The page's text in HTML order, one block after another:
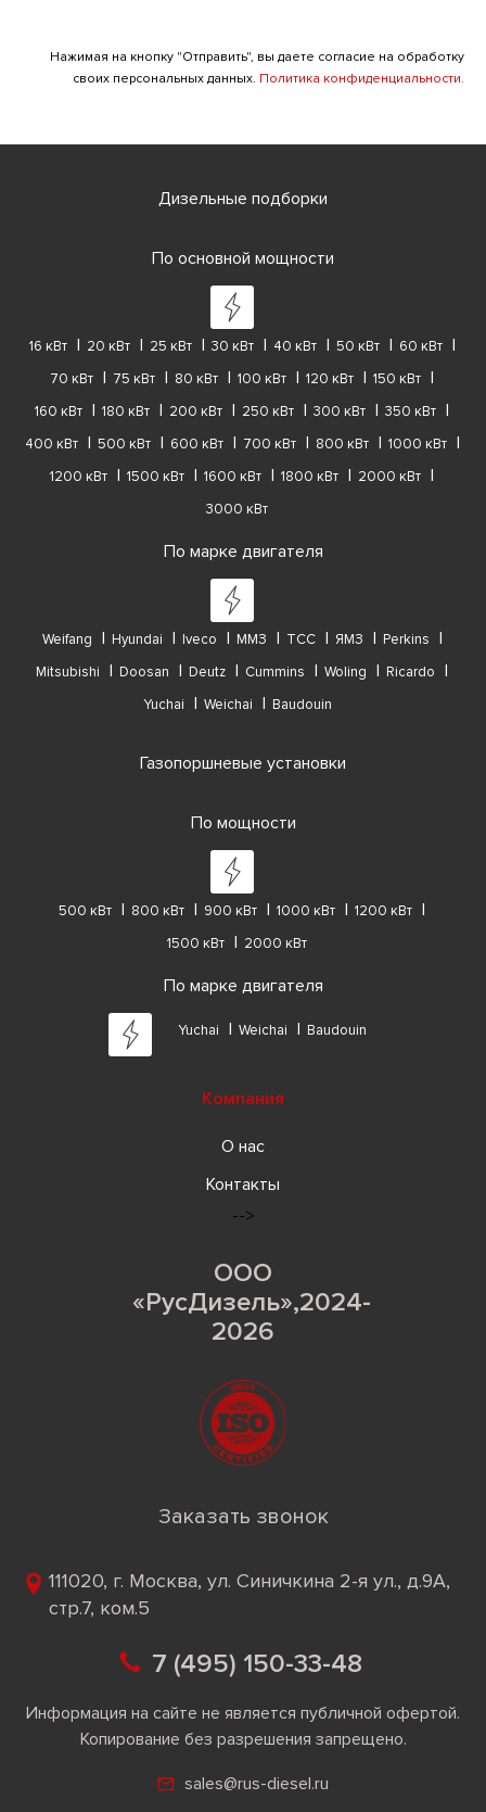
Нажимая на кнопку "Отправить", вы даете согласие на обработку
своих персональных данных. Политика конфиденциальности.
Дизельные подборки
По основной мощности
16 кВт 20 кВт 25 кВт 30 кВт 40 кВт 50 кВт
60 кВт
70 кВт
75 кВт 80 кВт 100 кВт 120 кВт
150 кВт
160 кВт
180 кВт 200 кВт 250 кВт 300 кВт
350 кВт
400 кВт
500 кВт 600 кВт 700 кВт 800 кВт
1000 кВт
1200 кВт
1500 кВт 1600 кВт 1800 кВт
2000 кВт
3000 кВт
По марке двигателя
Weifang Hyundai Iveco ММЗ ТСС ЯМЗ
Perkins
Mitsubishi
Doosan Deutz Cummins Woling
Ricardo
Yuchai
Weichai Baudouin
Газопоршневые установки
По мощности
500 кВт 800 кВт 900 кВт 1000 кВт
1200 кВт
1500 кВт
2000 кВт
По марке двигателя
Yuchai Weichai Baudouin
Компания
О нас
Контакты
-->
ООО
«РусДизель»,2024-
2026
Заказать звонок
111020, г. Москва, ул. Синичкина 2-я ул., д.9А,
стр.7, ком.5
7 (495) 150-33-48
Информация на сайте не является публичной офертой.
Копирование без разрешения запрещено.
sales@rus-diesel.ru